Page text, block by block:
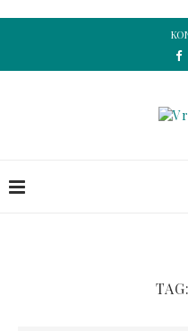
TAG: